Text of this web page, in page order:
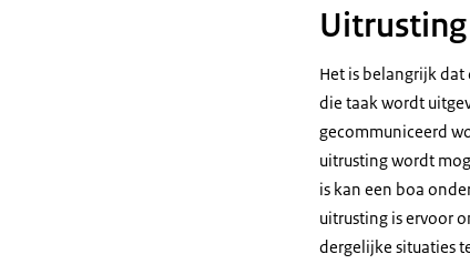
Uitrusting
Het is belangrijk
die taak wordt
gecommuniceerd
uitrusting wordt
is kan een boa
uitrusting is ervoor
dergelijke situaties